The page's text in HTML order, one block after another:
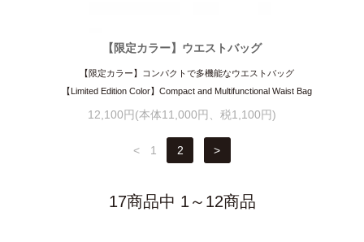
【限定カラー】ウエストバッグ
【限定カラー】コンパクトで多機能なウエストバッグ
【Limited Edition Color】Compact and Multifunctional Waist Bag
12,100円(本体11,000円、税1,100円)
< 1 2 >
17商品中 1～12商品